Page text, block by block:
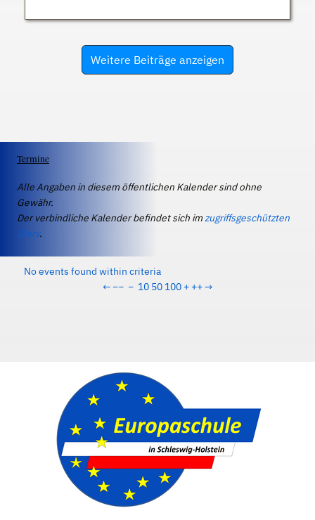
Weitere Beiträge anzeigen
Termine
Alle Angaben in diesem öffentlichen Kalender sind ohne
Gewähr.
Der verbindliche Kalender befindet sich imzugriffsgeschützten
IServ.
No events found within criteria
← −− − 10 50 100 + ++→